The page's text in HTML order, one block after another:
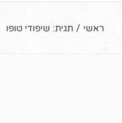
ראשי / תגית: שיפודי טופו